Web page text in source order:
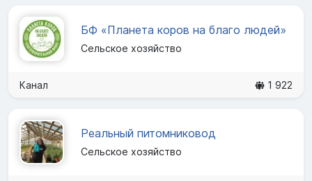
БФ «Планета коров на благо людей»
Сельское хозяйство
Канал 1 922
Реальный питомниковод
Сельское хозяйство